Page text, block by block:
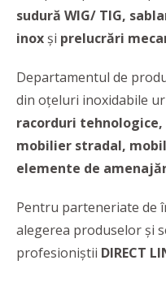
sudură WIG/ TIG,
inox și prelucrări
Departamentul de
din oțeluri inoxidabile
racorduri
mobilier stradal,
elemente de
Pentru parteneriate de
alegerea produselor și
profesioniștii DIRECT